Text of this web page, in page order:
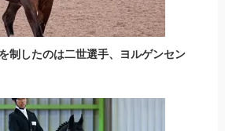
制したのは二世選手、ヨルゲンセン